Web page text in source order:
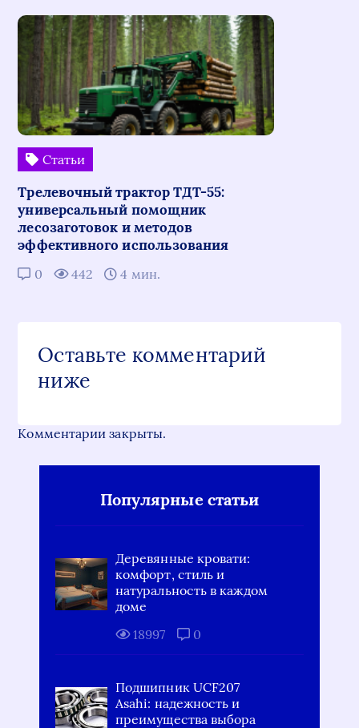
Статьи
Трелевочный трактор ТДТ-55:
универсальный помощник
лесозаготовок и методов
эффективного использования
0 442 4 мин.
Оставьте комментарий
ниже
Комментарии закрыты.
Популярные статьи
Деревянные кровати:
комфорт, стиль и
натуральность в каждом
доме
18997
0
Подшипник UCF207
Asahi: надежность и
преимущества выбора